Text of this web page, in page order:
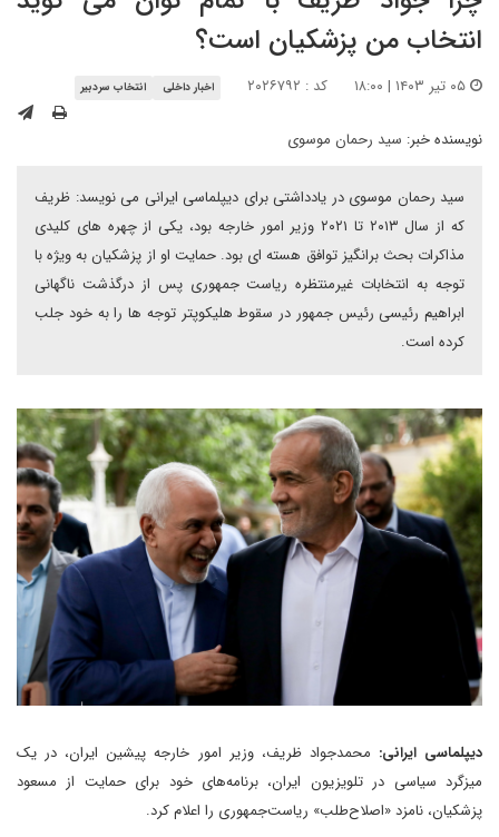
انتخاب من پزشکیان است؟
کد : ۲۰۲۶۷۹۲ اخبار داخلی انتخاب سردبیر
نویسنده خبر: سید رحمان موسوی
سید رحمان موسوی در یادداشتی برای دیپلماسی ایرانی می نویسد: ظریف
که از سال ۲۰۱۳ تا ۲۰۲۱ وزیر امور خارجه بود، یکی از چهره های کلیدی
مذاکرات بحث برانگیز توافق هسته ای بود. حمایت او از پزشکیان به ویژه با
توجه به انتخابات غیرمنتظره ریاست جمهوری پس از درگذشت ناگهانی
ابراهیم رئیسی رئیس جمهور در سقوط هلیکوپتر توجه ها را به خود جلب
کرده است.
دیپلماسی ایرانی: محمدجواد ظریف، وزیر امور خارجه پیشین ایران، در یک
میزگرد سیاسی در تلویزیون ایران، برنامه‌های خود برای حمایت از مسعود
پزشکیان، نامزد «اصلاح‌طلب» ریاست‌جمهوری را اعلام کرد.